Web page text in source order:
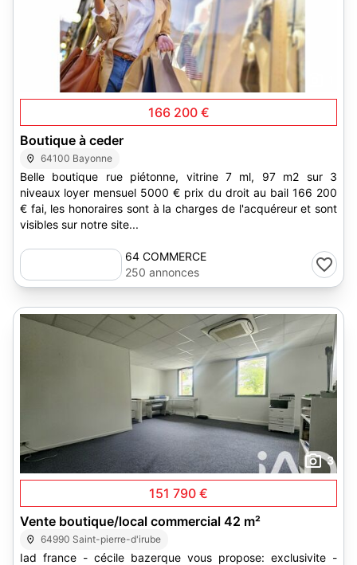
166 200 €
Boutique à ceder
64100 Bayonne
Belle boutique rue piétonne, vitrine 7 ml, 97 m2 sur 3
niveaux loyer mensuel 5000 € prix du droit au bail 166 200
€ fai, les honoraires sont à la charges de l'acquéreur et sont
visibles sur notre site...
64 COMMERCE
250 annonces
3
151 790 €
Vente boutique/local commercial 42 m²
64990 Saint-pierre-d'irube
Iad france - cécile bazerque vous propose: exclusivite -